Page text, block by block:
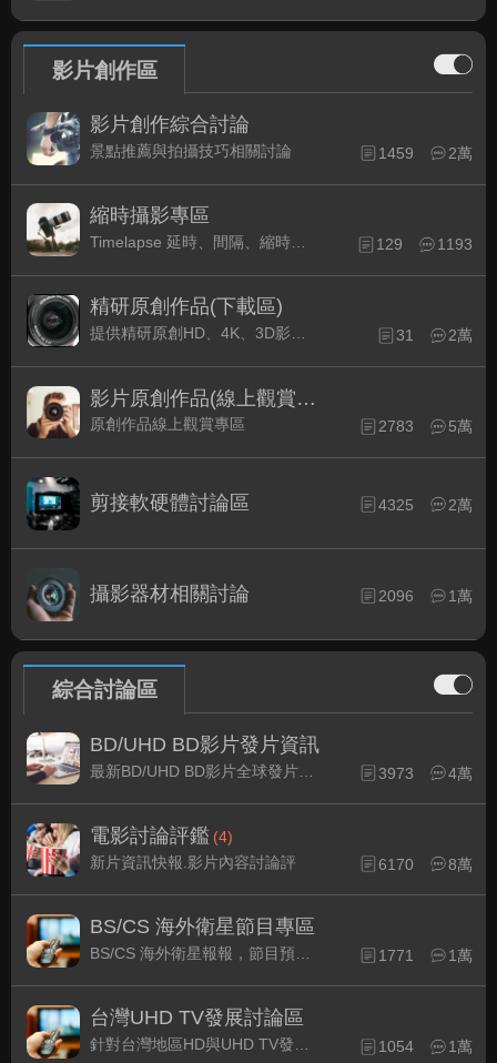
影片創作區
影片創作綜合討論
景點推薦與拍攝技巧相關討論 1459 2萬
縮時攝影專區
129 1193
精研原創作品(下載區)
提供精研原創HD、4K、3D影片作品下載專區 31 2萬
影片原創作品(線上觀賞區)
原創作品線上觀賞專區 2783 5萬
剪接軟硬體討論區 4325 2萬
攝影器材相關討論 2096 1萬
綜合討論區
BD/UHD BD影片發片資訊
3973 4萬
電影討論評鑑 (4)
新片資訊快報.影片內容討論評
6170 8萬
BS/CS 海外衛星節目專區
1771 1萬
台灣UHD TV發展討論區
1054 1萬